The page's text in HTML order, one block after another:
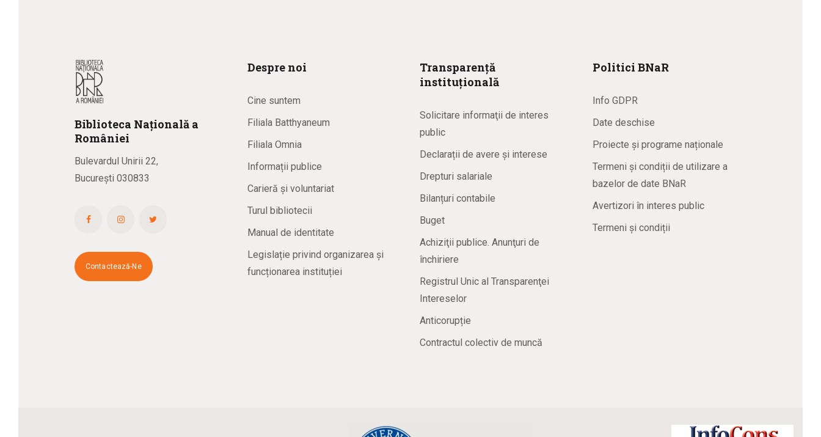
Biblioteca Națională a
României
Bulevardul Unirii 22,
București 030833
Contactează-Ne
Despre noi
Cine suntem
Filiala Batthyaneum
Filiala Omnia
Informații publice
Carieră și voluntariat
Turul bibliotecii
Manual de identitate
Legislație privind organizarea și
funcționarea instituției
Transparență
instituțională
Solicitare informaţii de interes
public
Declarații de avere și interese
Drepturi salariale
Bilanțuri contabile
Buget
Achiziţii publice. Anunţuri de
închiriere
Registrul Unic al Transparenţei
Intereselor
Anticorupție
Contractul colectiv de muncă
Politici BNaR
Info GDPR
Date deschise
Proiecte și programe naționale
Termeni și condiții de utilizare a
bazelor de date BNaR
Avertizori în interes public
Termeni și condiții